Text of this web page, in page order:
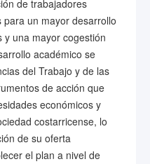
de trabajadores
un mayor desarrollo
y una mayor cogestión
académico se
del Trabajo y de las
de acción que
económicos y
costarricense, lo
de su oferta
el plan a nivel de